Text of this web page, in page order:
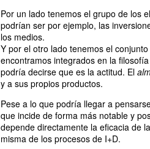
Por un lado tenemos el grupo de los
podrían ser por ejemplo, las
los medios.
Y por el otro lado tenemos el
encontramos integrados en la
podría decirse que es la actitud. El
y a sus propios productos.
Pese a lo que podría llegar a
que incide de forma más notable y
depende directamente la eficacia de
misma de los procesos de I+D.